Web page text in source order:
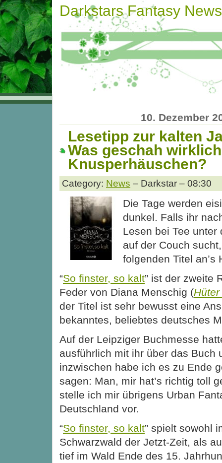
Darkstars Fantasy News
10. Dezember
Lesetipp zur kalten
Was geschah
Knusperhäuschen?
Category: News – Darkstar – 08:30
Die Tage werden
dunkel. Falls ihr
Lesen bei Tee unter
auf der Couch
folgenden Titel an’s
“So finster, so kalt” ist der zweite
Feder von Diana Menschig (
der Titel ist sehr bewusst eine
bekanntes, beliebtes deutsches
Auf der Leipziger Buchmesse
ausführlich mit ihr über das Buch
inzwischen habe ich es zu Ende
sagen: Man, mir hat’s richtig toll
stelle ich mir übrigens Urban
Deutschland vor.
“So finster, so kalt” spielt sowohl
Schwarzwald der Jetzt-Zeit, als
tief im Wald Ende des 15.